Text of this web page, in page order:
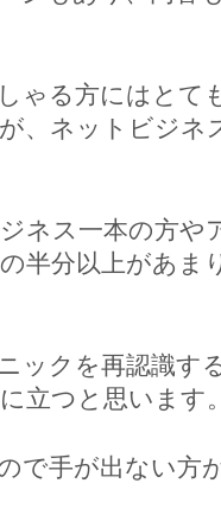
ゃる方にはとて
、ネットビジネ
ネス一本の方や
半分以上があま
ックを再認識す
立つと思います
で手が出ない方